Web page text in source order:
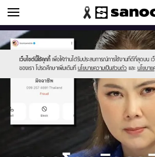
ข่าวบันเทิง
เว็บไซต์นี้ใช้คุกกี้ เพื่อให้ท่านได้รับประสบการณ์การใช้งานที่ดีที่สุดบน เ
ของเรา โปรดศึกษาเพิ่มเติมที่ นโยบายความเป็นส่วนตัว และ นโยบาย
Sanook
//s.isanook.com/sr/0/images/logo-
new-
sanook.png
600
60
//s.isanook.com/ns/0/ud/1894/9472382/